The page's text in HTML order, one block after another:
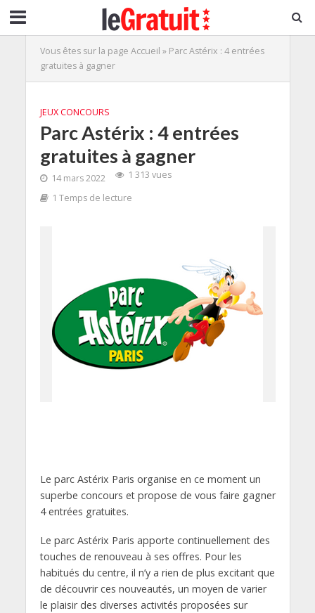
Vous êtes sur la page Accueil » Parc Astérix : 4 entrées
gratuites à gagner
JEUX CONCOURS
Parc Astérix : 4 entrées
gratuites à gagner
14 mars 2022
1 313 vues
1 Temps de lecture
Le parc Astérix Paris organise en ce moment un
superbe concours et propose de vous faire gagner
4 entrées gratuites.
Le parc Astérix Paris apporte continuellement des
touches de renouveau à ses offres. Pour les
habitués du centre, il n’y a rien de plus excitant que
de découvrir ces nouveautés, un moyen de varier
le plaisir des diverses activités proposées sur